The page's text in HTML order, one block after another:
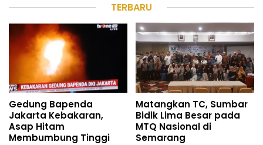
TERBARU
Gedung Bapenda
Jakarta Kebakaran,
Asap Hitam
Membumbung Tinggi
Matangkan TC, Sumbar
Bidik Lima Besar pada
MTQ Nasional di
Semarang